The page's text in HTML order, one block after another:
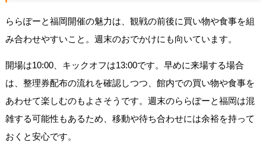
ららぽーと福岡開催の魅力は、観戦の前後に買い物や食事を組
み合わせやすいこと。週末のおでかけにも向いています。
開場は10:00、キックオフは13:00です。早めに来場する場合
は、整理券配布の流れを確認しつつ、館内での買い物や食事を
あわせて楽しむのもよさそうです。週末のららぽーと福岡は混
雑する可能性もあるため、移動や待ち合わせには余裕を持って
おくと安心です。